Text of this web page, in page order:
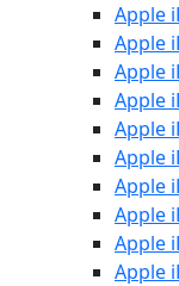
Apple
Apple
Apple
Apple
Apple
Apple
Apple
Apple
Apple
Apple